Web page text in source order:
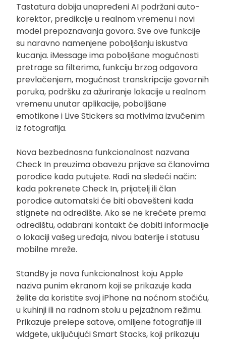
Tastatura dobija unapređeni AI podržani auto-
korektor, predikcije u realnom vremenu i novi
model prepoznavanja govora. Sve ove funkcije
su naravno namenjene poboljšanju iskustva
kucanja. iMessage ima poboljšane mogućnosti
pretrage sa filterima, funkciju brzog odgovora
prevlačenjem, mogućnost transkripcije govornih
poruka, podršku za ažuriranje lokacije u realnom
vremenu unutar aplikacije, poboljšane
emotikone i Live Stickers sa motivima izvučenim
iz fotografija.
Nova bezbednosna funkcionalnost nazvana
Check In preuzima obavezu prijave sa članovima
porodice kada putujete. Radi na sledeći način:
kada pokrenete Check In, prijatelj ili član
porodice automatski će biti obavešteni kada
stignete na odredište. Ako se ne krećete prema
odredištu, odabrani kontakt će dobiti informacije
o lokaciji vašeg uređaja, nivou baterije i statusu
mobilne mreže.
StandBy je nova funkcionalnost koju Apple
naziva punim ekranom koji se prikazuje kada
želite da koristite svoj iPhone na noćnom stočiću,
u kuhinji ili na radnom stolu u pejzažnom režimu.
Prikazuje prelepe satove, omiljene fotografije ili
widgete, uključujući Smart Stacks, koji prikazuju